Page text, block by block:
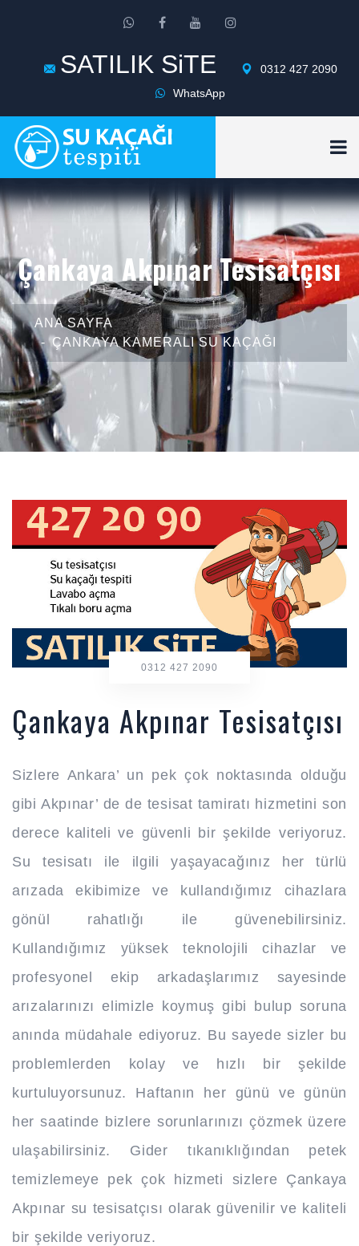
SATILIK SiTE
0312 427 2090
WhatsApp
Çankaya Akpınar Tesisatçısı
ANA SAYFA
ÇANKAYA KAMERALI SU KAÇAĞI
0312 427 2090
Çankaya Akpınar Tesisatçısı
Sizlere Ankara’ un pek çok noktasında olduğu
gibi Akpınar’ de de tesisat tamiratı hizmetini son
derece kaliteli ve güvenli bir şekilde veriyoruz.
Su tesisatı ile ilgili yaşayacağınız her türlü
arızada ekibimize ve kullandığımız cihazlara
gönül rahatlığı ile güvenebilirsiniz.
Kullandığımız yüksek teknolojili cihazlar ve
profesyonel ekip arkadaşlarımız sayesinde
arızalarınızı elimizle koymuş gibi bulup soruna
anında müdahale ediyoruz. Bu sayede sizler bu
problemlerden kolay ve hızlı bir şekilde
kurtuluyorsunuz. Haftanın her günü ve günün
her saatinde bizlere sorunlarınızı çözmek üzere
ulaşabilirsiniz. Gider tıkanıklığından petek
temizlemeye pek çok hizmeti sizlere Çankaya
Akpınar su tesisatçısı olarak güvenilir ve kaliteli
bir şekilde veriyoruz.